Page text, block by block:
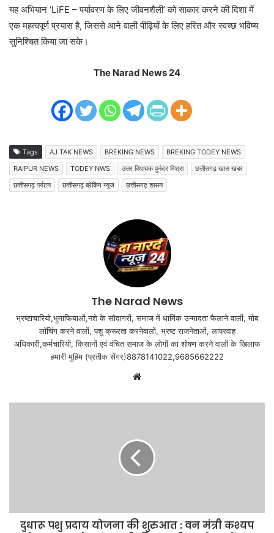
यह अभियान ‘LiFE – पर्यावरण के लिए जीवनशैली’ को साकार करने की दिशा में
एक महत्वपूर्ण प्रयास है, जिससे आने वाली पीढ़ियों के लिए हरित और स्वच्छ भविष्य
सुनिश्चित किया जा सके।
The Narad News 24
Tags AJ TAK NEWS BREKING NEWS
BREKING TODEY NEWS
RAIPUR NEWS
TODEY NWS उत्तर विधायक पुनंदर मिश्रा
छत्तीसगढ़ खास खबर
छत्तीसगढ़ पर्यटन
छत्तीसगढ़ ब्रेकिंग न्यूज छत्तीसगढ़ शासन
The Narad News
भ्रष्टाचारियो,भूमाफियाओं,नशे के सौदागरों, समाज में धार्मिक उन्मादता फैलाने वालों, मोब
लॉचिंग करने वालों, पशु क्रूरता करनेवालों, भ्रष्ट राजनेताओं, लापरवाह
अधिकारी,कर्मचारियों, किसानों एवं वंचित समाज के लोगों का शोषण करने वालों के खिलाफ
हमारी मुहिम (प्रतीक सेंगर)8878141022,9685662222
Website
दुधारू पशु प्रदाय योजना की शुरुआत : वन मंत्री कश्यप